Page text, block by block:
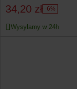
34,20 zł -6%
Wysyłamy w 24h